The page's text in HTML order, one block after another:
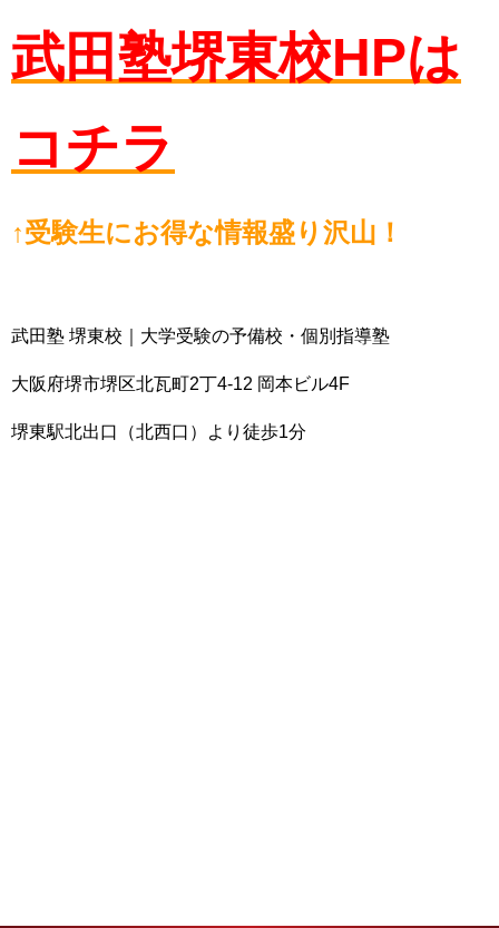
武田塾堺東校HPは
コチラ
↑受験生にお得な情報盛り沢山！
武田塾 堺東校｜大学受験の予備校・個別指導塾
大阪府堺市堺区北瓦町2丁4-12 岡本ビル4F
堺東駅北出口（北西口）より徒歩1分